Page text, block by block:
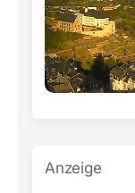
Anzeige